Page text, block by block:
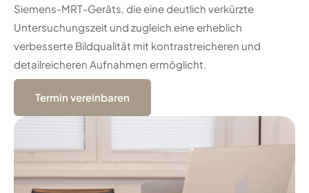
Siemens-MRT-Geräts, die eine deutlich verkürzte
Untersuchungszeit und zugleich eine erheblich
verbesserte Bildqualität mit kontrastreicheren und
detailreicheren Aufnahmen ermöglicht.
Termin vereinbaren